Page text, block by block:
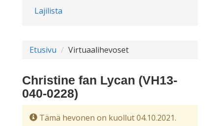
Lajilista
Etusivu Virtuaalihevoset
Christine fan Lycan (VH13-
040-0228)
Tämä hevonen on kuollut 04.10.2021.